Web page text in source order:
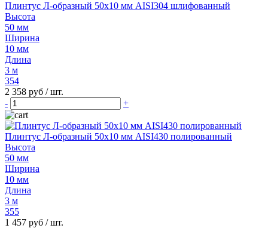
Плинтус Л-образный 50х10 мм AISI304 шлифованный
Высота
50 мм
Ширина
10 мм
Длина
3 м
354
2 358 руб / шт.
-
+
Плинтус Л-образный 50х10 мм AISI430 полированный
Высота
50 мм
Ширина
10 мм
Длина
3 м
355
1 457 руб / шт.